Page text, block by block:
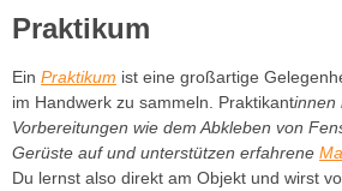
Praktikum
Ein Praktikum ist eine großartige
im Handwerk zu sammeln. Praktikantinnen
Vorbereitungen wie dem Abkleben von
Gerüste auf und unterstützen erfahrene
Du lernst also direkt am Objekt und wirst